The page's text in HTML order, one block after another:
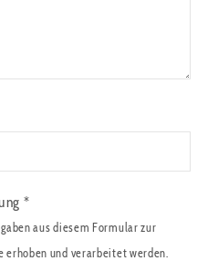
*
aus diesem Formular zur
erhoben und verarbeitet werden.